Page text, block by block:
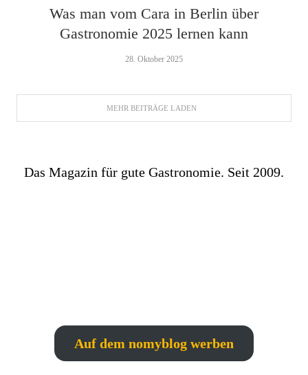
Was man vom Cara in Berlin über
Gastronomie 2025 lernen kann
28. Oktober 2025
MEHR BEITRÄGE LADEN
Das Magazin für gute Gastronomie. Seit 2009.
Auf dem nomyblog werben